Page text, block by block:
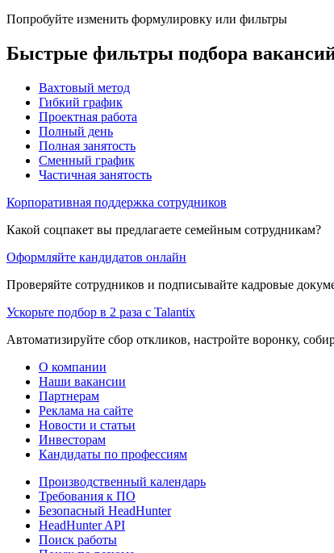
Попробуйте изменить формулировку или фильтры
Быстрые фильтры подбора
Вахтовый метод
Гибкий график
Проектная работа
Полный день
Полная занятость
Сменный график
Частичная занятость
Корпоративная поддержка сотрудников
Какой соцпакет вы предлагаете семейным сотрудникам?
Оформляйте кандидатов онлайн
Проверяйте сотрудников и подписывайте кадровые
Ускорьте подбор в 2 раза с Talantix
Автоматизируйте сбор откликов, настройте воронку,
О компании
Наши вакансии
Партнерам
Реклама на сайте
Новости и статьи
Инвесторам
Кандидаты по профессиям
Производственный календарь
Требования к ПО
Безопасный HeadHunter
HeadHunter API
Поиск работы